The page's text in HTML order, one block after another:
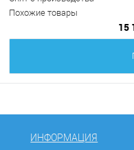
Похожие товары
15
ИНФОРМАЦИЯ